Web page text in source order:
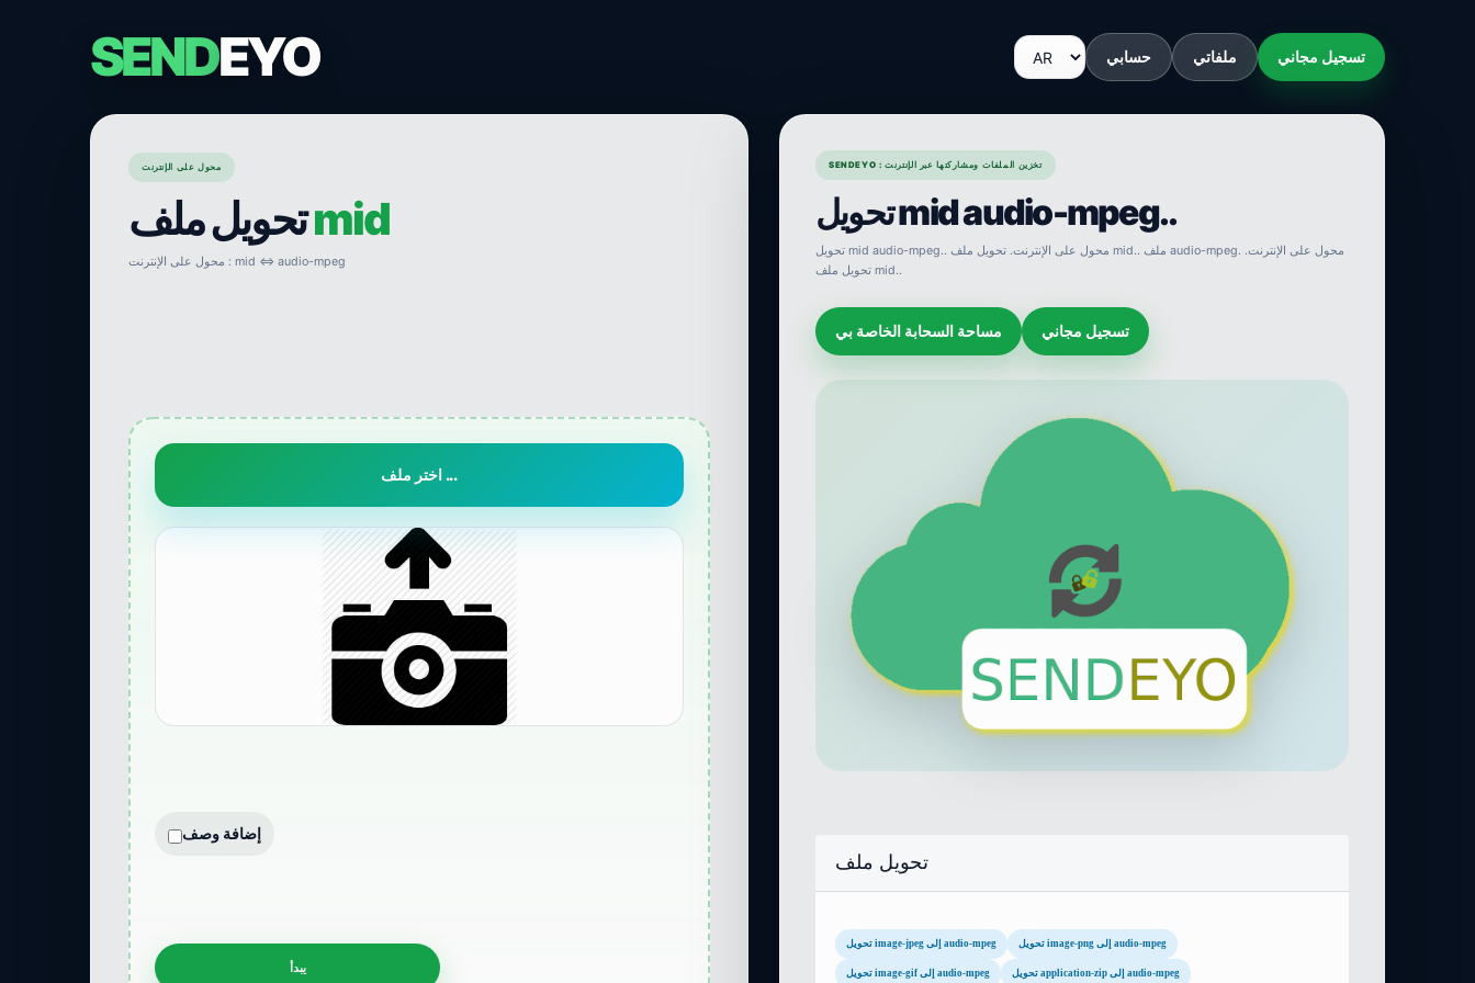
SENDEYO حسابي ملفاتي تسجيل مجاني
محول على الإنترنت
تحويل ملفmid
محول على الإنترنت : mid ⇔ audio-mpeg
اختر ملف ...
إضافة وصف
SENDEYO : تخزين الملفات ومشاركتها عبر الإنترنت
تحويل mid audio-mpeg..
تحويل mid audio-mpeg.. محول على الإنترنت. تحويل ملف mid.. ملف audio-mpeg. محول على الإنترنت.
تحويل ملف mid..
مساحة السحابة الخاصة بي تسجيل مجاني
تحويل ملف
تحويل image-jpeg إلى audio-mpeg تحويل image-png إلى audio-mpeg
تحويل image-gif إلى audio-mpeg تحويل application-zip إلى audio-mpeg